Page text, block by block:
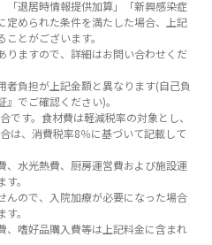
「退居時情報提供加算」「新興感染症
定められた条件を満たした場合、上記
とがございます。
りますので、詳細はお問い合わせくだ
者負担が上記金額と異なります(自己負
でご確認ください)。
す。食材費は軽減税率の対象とし、
は、消費税率8％に基づいて記載して
、水光熱費、厨房運営費および施設運
。
んので、入院加療が必要になった場合
。
、嗜好品購入費等は上記料金に含まれ